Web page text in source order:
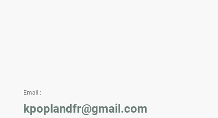
Email :
kpoplandfr@gmail.com